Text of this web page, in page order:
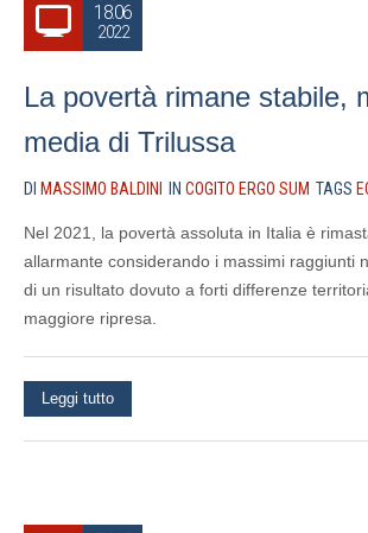
18.06
2022
La povertà rimane stabile,
media di Trilussa
DI MASSIMO BALDINI IN COGITO ERGO SUM TAGS
Nel 2021, la povertà assoluta in Italia è
allarmante considerando i massimi raggiunti
di un risultato dovuto a forti differenze
maggiore ripresa.
Leggi tutto